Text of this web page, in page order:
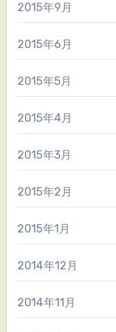
2015年9月
2015年6月
2015年5月
2015年4月
2015年3月
2015年2月
2015年1月
2014年12月
2014年11月